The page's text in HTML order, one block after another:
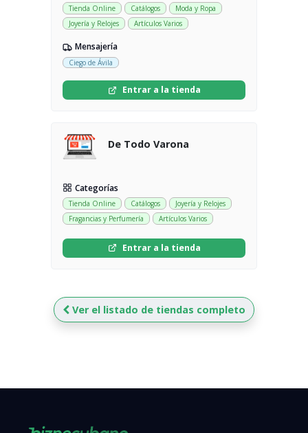
Tienda Online Catálogos
Moda y Ropa
Joyería y Relojes
Artículos Varios
Mensajería
Ciego de Ávila
Entrar a la tienda
De Todo Varona
Categorías
Tienda Online Catálogos
Joyería y Relojes
Fragancias y Perfumería
Artículos Varios
Entrar a la tienda
Ver el listado de tiendas completo